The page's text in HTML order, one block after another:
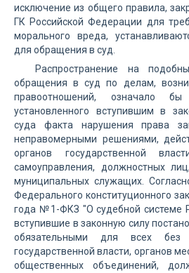
исключение из общего правила,
ГК Российской Федерации для
морального вреда,
для обращения в суд.
Распространение на
обращения в суд по делам,
правоотношений, означало
установленного вступившим в
суда факта нарушения права
неправомерными решениями,
органов государственной
самоуправления, должностных
муниципальных служащих.
Федерального конституционного
года №1-ФКЗ "О судебной системе
вступившие в законную силу
обязательными для всех без
государственной власти, органов
общественных объединений,